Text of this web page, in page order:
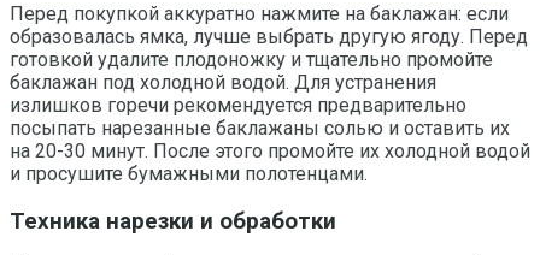
Перед покупкой аккуратно нажмите на баклажан: если
образовалась ямка, лучше выбрать другую ягоду. Перед
готовкой удалите плодоножку и тщательно промойте
баклажан под холодной водой. Для устранения
излишков горечи рекомендуется предварительно
посыпать нарезанные баклажаны солью и оставить их
на 20-30 минут. После этого промойте их холодной водой
и просушите бумажными полотенцами.
Техника нарезки и обработки